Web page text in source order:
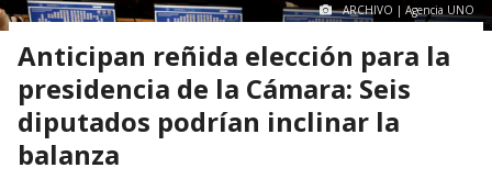
ARCHIVO | Agencia UNO
Anticipan reñida elección para la
presidencia de la Cámara: Seis
diputados podrían inclinar la
balanza